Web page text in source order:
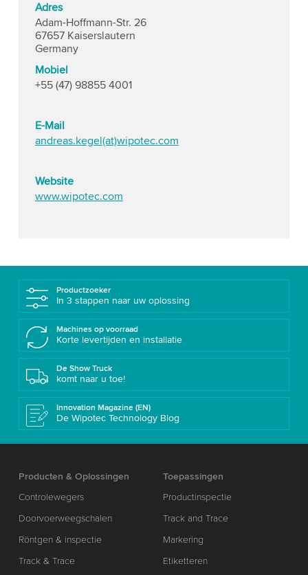
Adres
Adam-Hoffmann-Str. 26
67657 Kaiserslautern
Germany
Mobiel
+55 (47) 98855 4001
E-Mail
andreas.kegel(at)wipotec.com
Website
www.wipotec.com
Productzoeker
In 3 stappen naar uw oplossing
Machines op voorraad
Korte levertijden en installatie
De Show Truck
komt naar u toe!
Innovation Magazine (EN)
De Wipotec Technology Blog
Producten & Oplossingen
Controlewegers
Doorvoerweegschalen
Röntgen & inspectie
Track & Trace
Toepassingen
Productinspectie
Track and Trace
Markering
Etiketteren